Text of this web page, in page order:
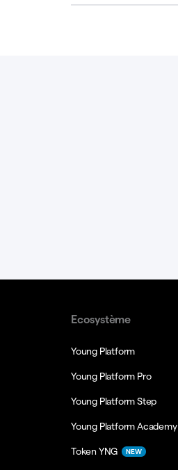
Ecosystème
Young Platform
Young Platform Pro
Young Platform Step
Young Platform Academy
Token YNG NEW